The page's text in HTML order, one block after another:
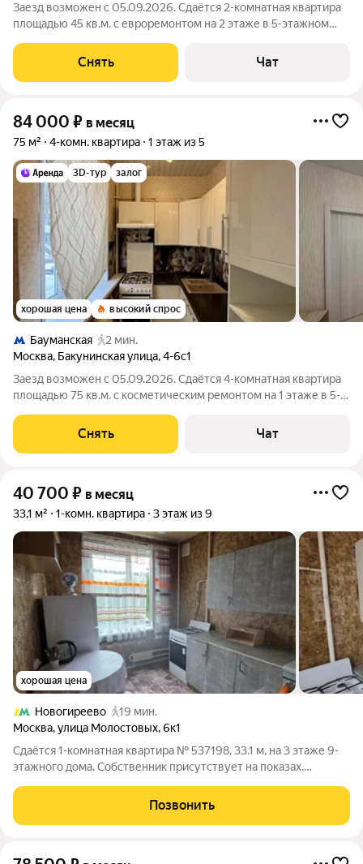
Заезд возможен с 05.09.2026. Сдаётся 2-комнатная квартира
площадью 45 кв.м. с евроремонтом на 2 этаже в 5-этажном
Духовой шкаф Стиральная машина Холодильник
Посудомоечная машина Бойлер
Снять Чат
84 000 ₽ в месяц
75 м² 4-комн. квартира 1 этаж из 5
3D-тур залог
хорошая цена высокий спрос
Бауманская
2 мин.
Москва, Бакунинская улица,4-6с1
Заезд возможен с 05.09.2026. Сдаётся 4-комнатная квартира
площадью 75 кв.м. с косметическим ремонтом на 1 этаже в 5-
Бойлер Дом - кирпичный,
Снять Чат
40 700 ₽ в месяц
33,1 м² 1-комн. квартира 3 этаж из 9
хорошая цена
Новогиреево
19 мин.
Москва,улица Молостовых,6к1
Сдаётся 1-комнатная квартира № 537198, 33.1 м, на 3 этаже 9-
этажного дома. Собственник присутствует на показах.
оплачиваются отдельно. По условиям проживания: можно с
детьми, можно с питомцами. Срок
Позвонить